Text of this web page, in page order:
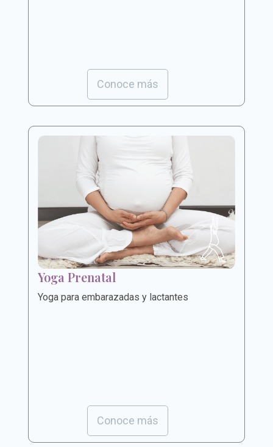
Conoce más
Yoga Prenatal
Yoga para embarazadas y lactantes
Conoce más